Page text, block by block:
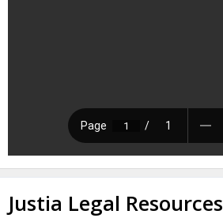
Justia Legal Resources